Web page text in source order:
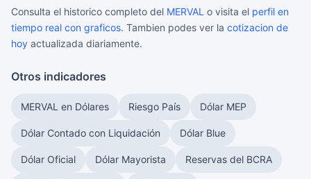
Consulta el historico completo del MERVAL o visita el perfil en
tiempo real con graficos. Tambien podes ver la cotizacion de
hoy actualizada diariamente.
Otros indicadores
MERVAL en Dólares Riesgo País Dólar MEP
Dólar Contado con Liquidación Dólar Blue
Dólar Oficial Dólar Mayorista Reservas del BCRA